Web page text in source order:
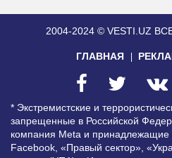
2004-2024 © VESTI.UZ
ГЛАВНАЯ
* Экстремистские и
запрещенные в Российской
компания Meta и принадлежащие
Facebook, «Правый сектор»,